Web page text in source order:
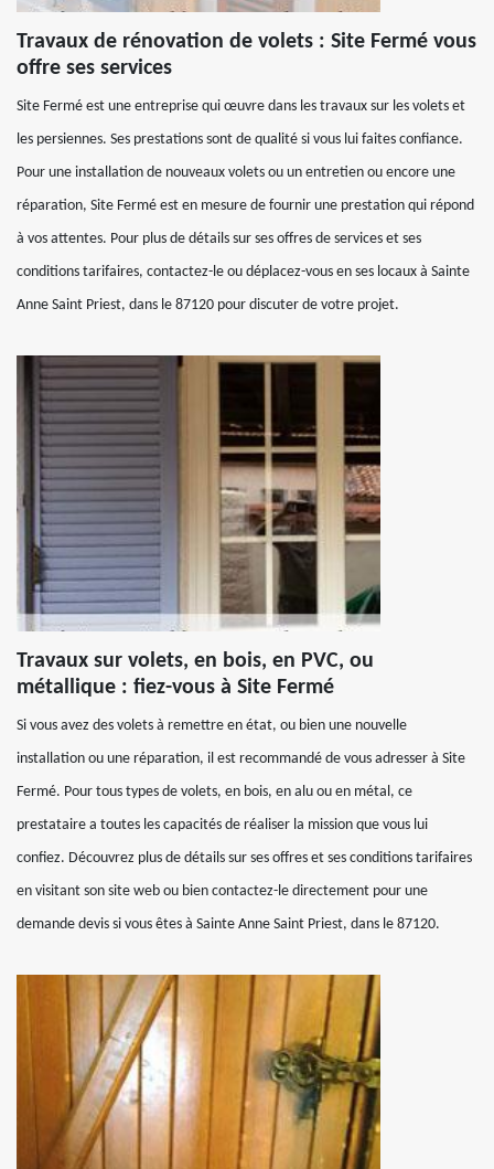
Travaux de rénovation de volets : Site Fermé vous
offre ses services
Site Fermé est une entreprise qui œuvre dans les travaux sur les volets et
les persiennes. Ses prestations sont de qualité si vous lui faites confiance.
Pour une installation de nouveaux volets ou un entretien ou encore une
réparation, Site Fermé est en mesure de fournir une prestation qui répond
à vos attentes. Pour plus de détails sur ses offres de services et ses
conditions tarifaires, contactez-le ou déplacez-vous en ses locaux à Sainte
Anne Saint Priest, dans le 87120 pour discuter de votre projet.
Travaux sur volets, en bois, en PVC, ou
métallique : fiez-vous à Site Fermé
Si vous avez des volets à remettre en état, ou bien une nouvelle
installation ou une réparation, il est recommandé de vous adresser à Site
Fermé. Pour tous types de volets, en bois, en alu ou en métal, ce
prestataire a toutes les capacités de réaliser la mission que vous lui
confiez. Découvrez plus de détails sur ses offres et ses conditions tarifaires
en visitant son site web ou bien contactez-le directement pour une
demande devis si vous êtes à Sainte Anne Saint Priest, dans le 87120.